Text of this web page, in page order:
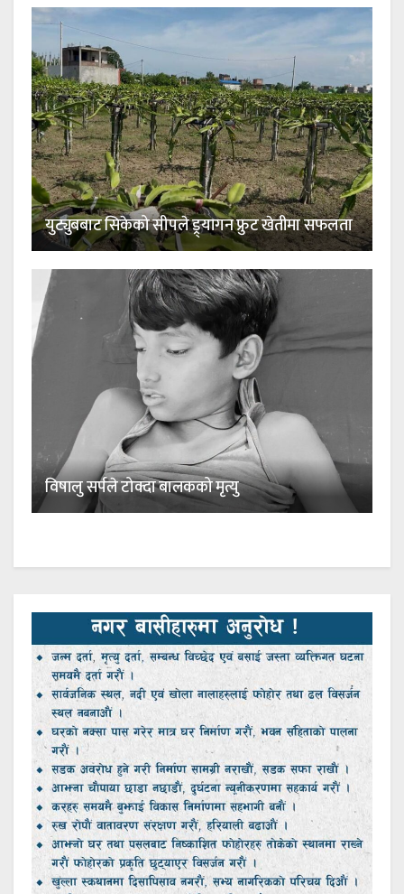
युट्युबबाट सिकेको सीपले ड्र्यागन फ्रुट खेतीमा सफलता
विषालु सर्पले टोक्दा बालकको मृत्यु